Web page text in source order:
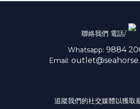
聯絡我們 電話/
Whatsapp: 9884
Email:
追蹤我們的社交媒體以獲取